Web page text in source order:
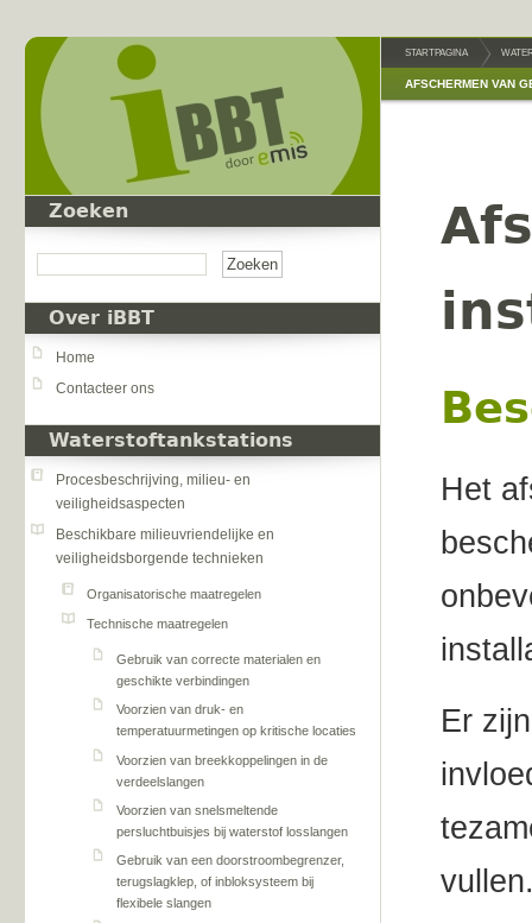
Zoeken
Over iBBT
Home
Contacteer ons
Waterstoftankstations
Procesbeschrijving, milieu- en
veiligheidsaspecten
Beschikbare milieuvriendelijke en
veiligheidsborgende technieken
Organisatorische maatregelen
Technische maatregelen
Gebruik van correcte materialen en
geschikte verbindingen
Voorzien van druk- en
temperatuurmetingen op kritische locaties
Voorzien van breekkoppelingen in de
verdeelslangen
Voorzien van snelsmeltende
persluchtbuisjes bij waterstof losslangen
Gebruik van een doorstroombegrenzer,
terugslagklep, of inbloksysteem bij
flexibele slangen
STARTPAGINA
AFSCHERMEN VAN
Het
Er